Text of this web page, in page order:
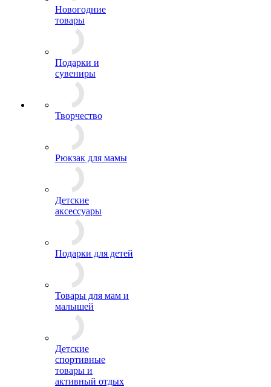
Новогодние
товары
Подарки и
сувениры
Творчество
Рюкзак для мамы
Детские
аксессуары
Подарки для детей
Товары для мам и
малышей
Детские
спортивные
товары и
активный отдых